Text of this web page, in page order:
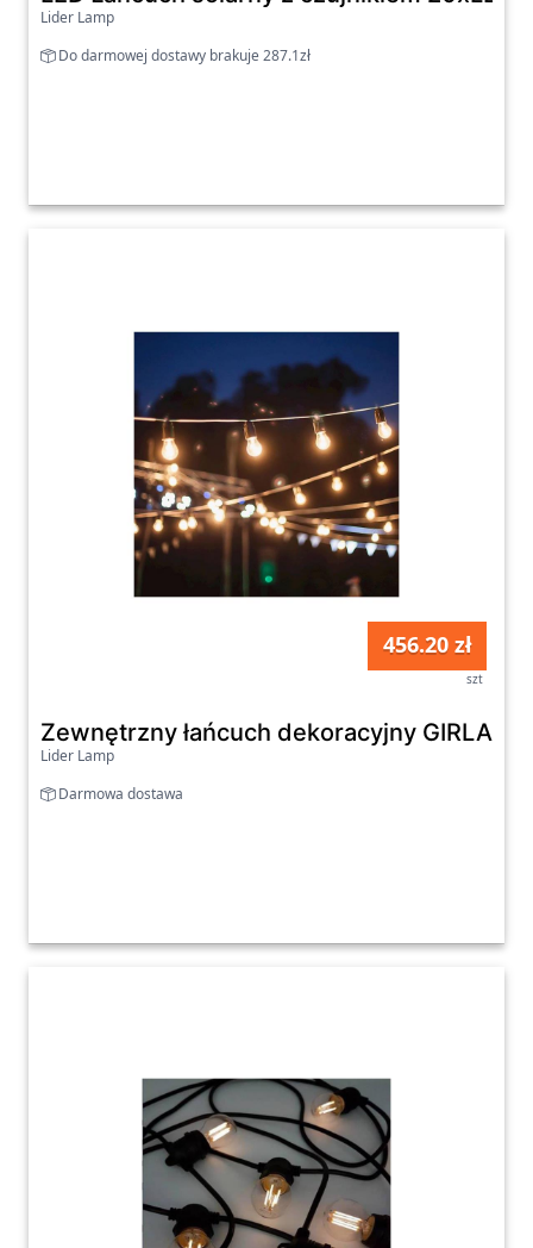
Lider Lamp
Do darmowej dostawy brakuje 287.1zł
456.20 zł
szt
Zewnętrzny łańcuch dekoracyjny
Lider Lamp
Darmowa dostawa